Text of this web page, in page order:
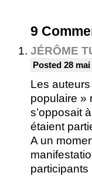
9
JÉRÔME
Posted 28
Les
populaire »
s’opposait
étaient
A un
participants